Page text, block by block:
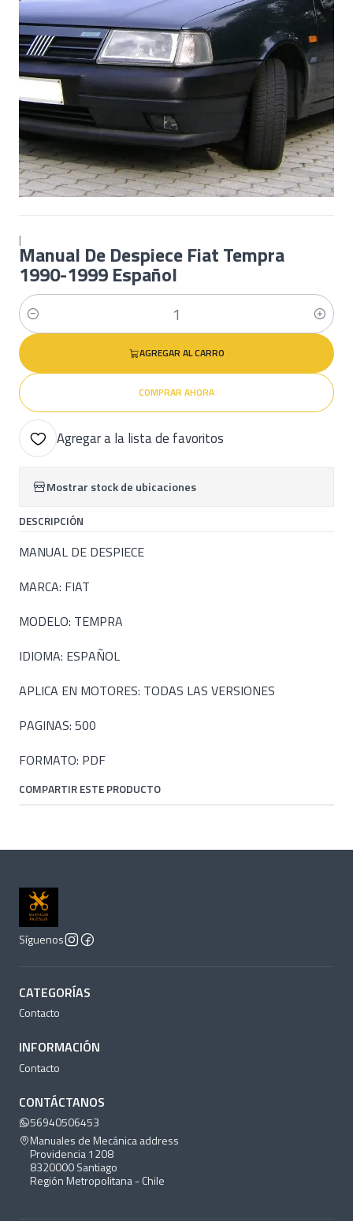
|
Manual De Despiece Fiat Tempra
1990-1999 Español
Cantidad
AGREGAR AL CARRO
COMPRAR AHORA
Agregar a la lista de favoritos
Mostrar stock de ubicaciones
DESCRIPCIÓN
MANUAL DE DESPIECE
MARCA: FIAT
MODELO: TEMPRA
IDIOMA: ESPAÑOL
APLICA EN MOTORES: TODAS LAS VERSIONES
PAGINAS: 500
FORMATO: PDF
COMPARTIR ESTE PRODUCTO
Síguenos
CATEGORÍAS
Contacto
INFORMACIÓN
Contacto
CONTÁCTANOS
56940506453
Manuales de Mecánica address
Providencia 1208
8320000 Santiago
Región Metropolitana - Chile